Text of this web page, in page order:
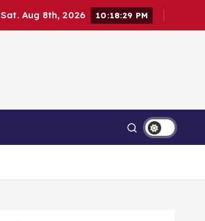
Sat. Aug 8th, 2026 10:18:30 PM